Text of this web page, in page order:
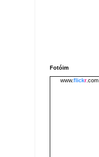
Fotóim
www.flickr.com